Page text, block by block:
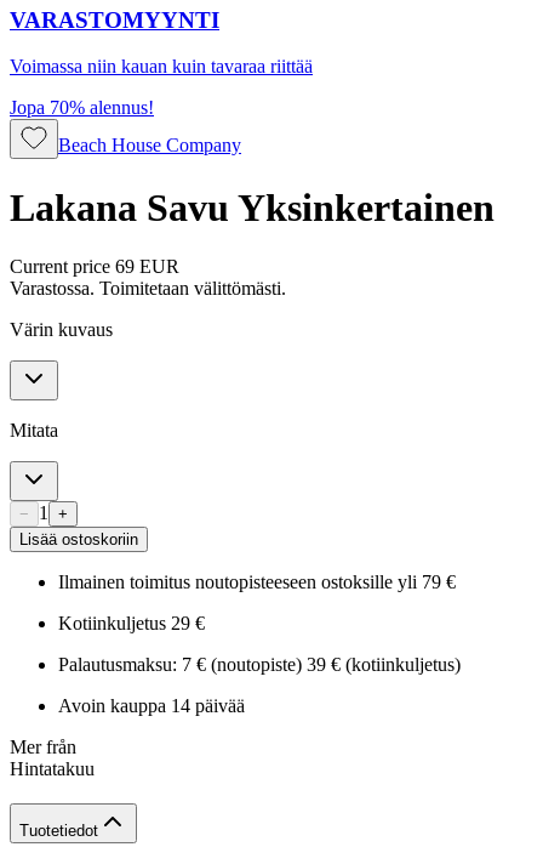
VARASTOMYYNTI
Voimassa niin kauan kuin tavaraa riittää
Jopa 70% alennus!
Beach House Company
Lakana Savu Yksinkertainen
Current price 69 EUR
Varastossa. Toimitetaan välittömästi.
Värin kuvaus
Mitata
− 1
+
Lisää ostoskoriin
Ilmainen toimitus noutopisteeseen ostoksille yli 79 €
Kotiinkuljetus 29 €
Palautusmaksu: 7 € (noutopiste) 39 € (kotiinkuljetus)
Avoin kauppa 14 päivää
Mer från
Hintatakuu
Tuotetiedot